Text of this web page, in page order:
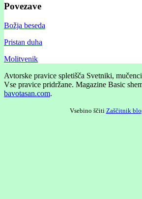
Povezave
Božja beseda
Pristan duha
Molitvenik
Avtorske pravice spletišča Svetniki,
Vse pravice pridržane. Magazine Basic
bavotasan.com.
Vsebino ščiti Zaščitnik